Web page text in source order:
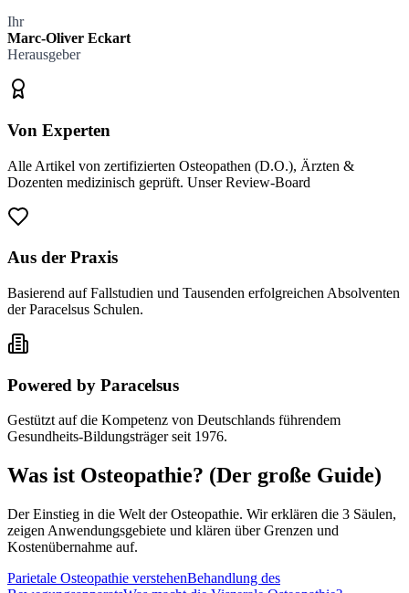
Ihr
Marc-Oliver Eckart
Herausgeber
Von Experten
Alle Artikel von zertifizierten Osteopathen (D.O.), Ärzten &
Dozenten medizinisch geprüft. Unser Review-Board
Aus der Praxis
Basierend auf Fallstudien und Tausenden erfolgreichen Absolventen
der Paracelsus Schulen.
Powered by Paracelsus
Gestützt auf die Kompetenz von Deutschlands führendem
Gesundheits-Bildungsträger seit 1976.
Was ist Osteopathie? (Der große Guide)
Der Einstieg in die Welt der Osteopathie. Wir erklären die 3 Säulen,
zeigen Anwendungsgebiete und klären über Grenzen und
Kostenübernahme auf.
Parietale Osteopathie verstehenBehandlung des